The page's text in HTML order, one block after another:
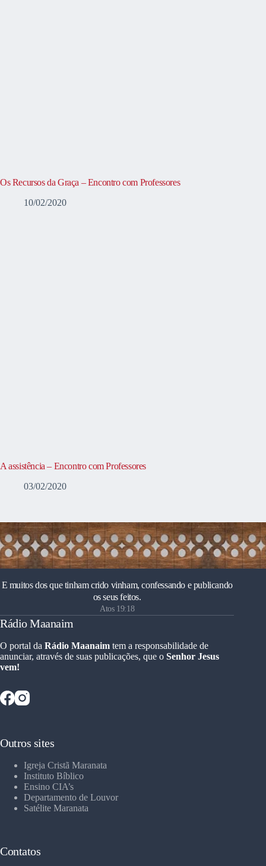
Os Recursos da Graça – Encontro com Professores
10/02/2020
A assistência – Encontro com Professores
03/02/2020
E muitos dos que tinham crido vinham, confessando e publicando
os seus feitos.
Atos 19:18
Rádio Maanaim
O portal da Rádio Maanaim tem a responsabilidade de
anunciar, através de suas publicações, que o Senhor Jesus
vem!
Outros sites
Igreja Cristã Maranata
Instituto Bíblico
Ensino CIA’s
Departamento de Louvor
Satélite Maranata
Contatos